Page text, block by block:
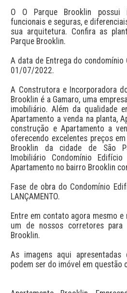
O O Parque Brooklin possui
funcionais e seguras, e
sua arquitetura. Confira as
Parque Brooklin.
A data de Entrega do condomínio
01/07/2022.
A Construtora e Incorporadora
Brooklin é a Gamaro, uma
imobiliário. Além da qualidade
Apartamento a venda na planta,
construção e Apartamento a
oferecendo excelentes preços
Brooklin da cidade de São
Imobiliário Condomínio
Apartamento no bairro Brooklin
Fase de obra do Condomínio
LANÇAMENTO.
Entre em contato agora mesmo
um de nossos corretores para
Brooklin.
As imagens aqui
podem ser do imóvel em questão